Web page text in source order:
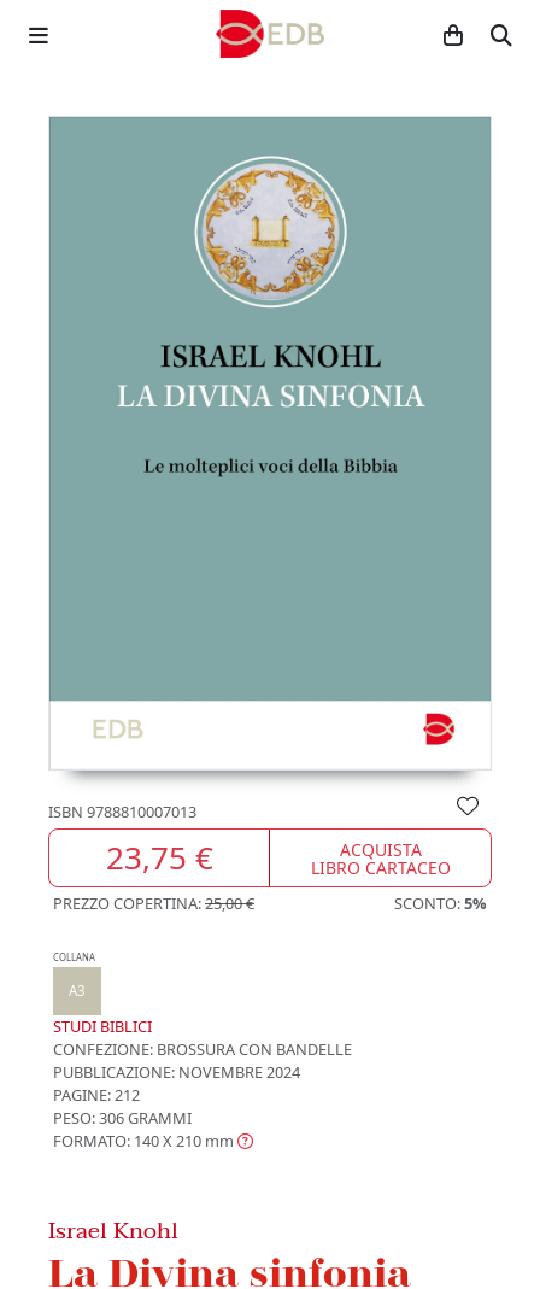
ISBN 9788810007013
23,75 € ACQUISTA
LIBRO CARTACEO
PREZZO COPERTINA:25,00 € SCONTO:5%
COLLANA
A3
STUDI BIBLICI
CONFEZIONE: BROSSURA CON BANDELLE
PUBBLICAZIONE: NOVEMBRE 2024
PAGINE: 212
PESO: 306 GRAMMI
FORMATO: 140 X 210 mm
Israel Knohl
La Divina sinfonia